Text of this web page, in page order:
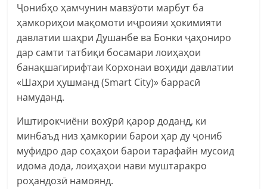
Ҷонибҳо ҳамчунин мавзӯоти марбут ба
ҳамкориҳои мақомоти иҷроияи ҳокимияти
давлатии шаҳри Душанбе ва Бонки ҷаҳониро
дар самти татбиқи босамари лоиҳаҳои
банақшагирифтаи Корхонаи воҳиди давлатии
«Шаҳри ҳушманд (Smart City)» баррасӣ
намуданд.
Иштирокчиёни вохӯрӣ қарор доданд, ки
минбаъд низ ҳамкории барои ҳар ду ҷониб
муфидро дар соҳаҳои барои тарафайн мусоид
идома дода, лоиҳаҳои нави муштаракро
роҳандозӣ намоянд.